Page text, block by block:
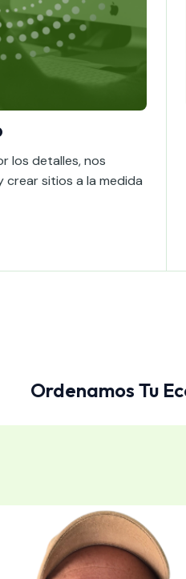
los detalles, nos
crear sitios a la medida
Ordenamos Tu